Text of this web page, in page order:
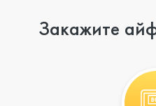
Закажите